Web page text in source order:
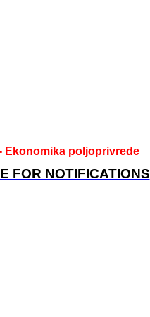
Ekonomika poljoprivrede
FOR NOTIFICATIONS